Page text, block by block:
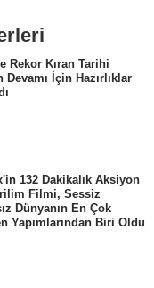
Rekor Kıran Tarihi
Devamı İçin Hazırlıklar
132 Dakikalık Aksiyon
Filmi, Sessiz
Dünyanın En Çok
Yapımlarından Biri Oldu